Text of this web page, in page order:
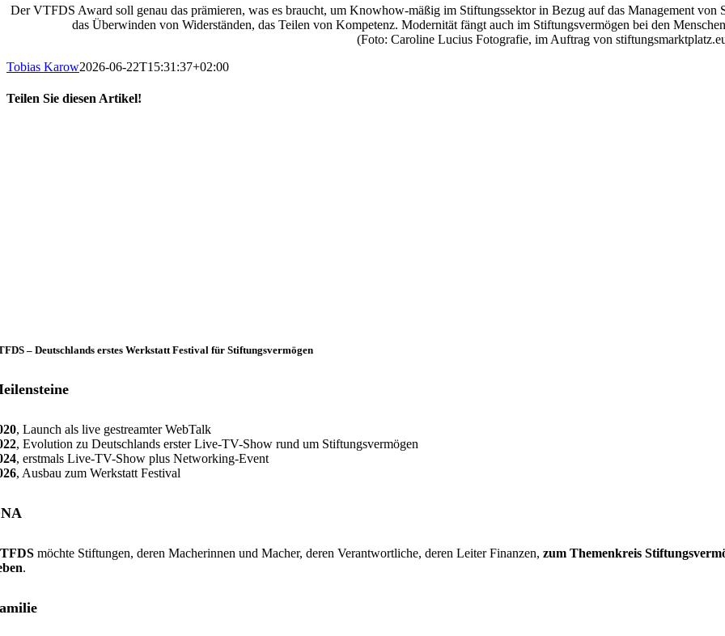
Der VTFDS Award soll genau das prämieren, was es braucht, um Knowhow-mäßig im Stiftungssektor in Bezug auf das Management von
das Überwinden von Widerständen, das Teilen von Kompetenz. Modernität fängt auch im Stiftungsvermögen bei den
(Foto: Caroline Lucius Fotografie, im Auftrag von
Tobias Karow2026-06-22T15:31:37+02:00
Teilen Sie diesen Artikel!
– Deutschlands erstes Werkstatt Festival für Stiftungsvermögen
, Launch als live gestreamter WebTalk
, Evolution zu Deutschlands erster Live-TV-Show rund um Stiftungsvermögen
, erstmals Live-TV-Show plus Networking-Event
, Ausbau zum Werkstatt Festival
möchte Stiftungen, deren Macherinnen und Macher, deren Verantwortliche, deren Leiter Finanzen,zum Themenkreis
.